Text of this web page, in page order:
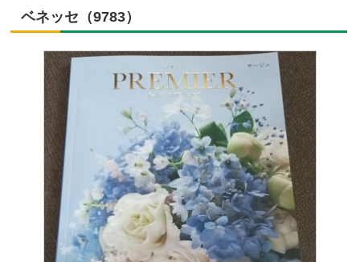
ベネッセ（9783）